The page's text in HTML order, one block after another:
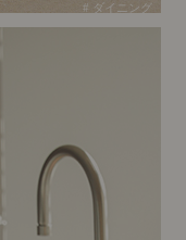
# ダイニング